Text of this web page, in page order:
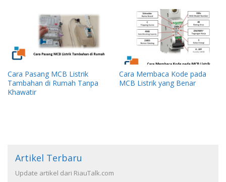
Cara Pasang MCB Listrik
Tambahan di Rumah Tanpa
Khawatir
Cara Membaca Kode pada
MCB Listrik yang Benar
Artikel Terbaru
Update artikel dari RiauTalk.com